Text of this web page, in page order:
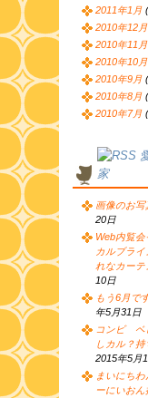
2011年1月
2010年12月
2010年11月
2010年10月
2010年9月
2010年8月
2010年7月
家
画像のお写
20日
Web内覧
カルブラ
れなカーテ
10日
もう6月で
年5月31日
コンビ ベ
しカル？持
2015年5月
まいにち
ーにいおん